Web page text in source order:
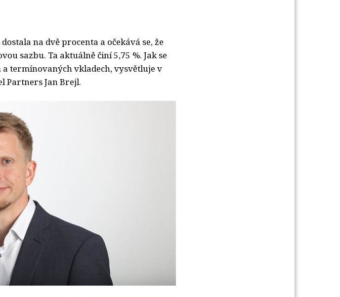
na dvě procenta a očekává se, že
sazbu. Ta aktuálně činí 5,75 %. Jak se
termínovaných vkladech, vysvětluje v
Partners Jan Brejl.